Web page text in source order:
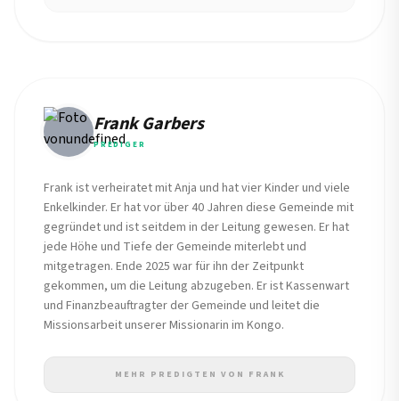
Frank Garbers
PREDIGER
Frank ist verheiratet mit Anja und hat vier Kinder und viele
Enkelkinder. Er hat vor über 40 Jahren diese Gemeinde mit
gegründet und ist seitdem in der Leitung gewesen. Er hat
jede Höhe und Tiefe der Gemeinde miterlebt und
mitgetragen. Ende 2025 war für ihn der Zeitpunkt
gekommen, um die Leitung abzugeben. Er ist Kassenwart
und Finanzbeauftragter der Gemeinde und leitet die
Missionsarbeit unserer Missionarin im Kongo.
MEHR PREDIGTEN VON FRANK